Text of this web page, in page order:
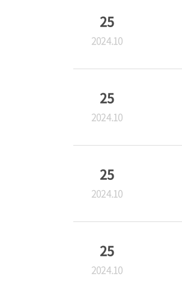
25
2024.10
25
2024.10
25
2024.10
25
2024.10